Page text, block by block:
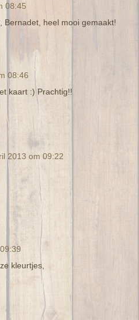
08:45
Bernadet, heel mooi gemaakt!
08:46
kaart :) Prachtig!!
2013 om 09:22
kleurtjes,